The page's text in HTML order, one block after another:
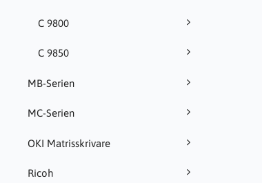
C 9800
C 9850
MB-Serien
MC-Serien
OKI Matrisskrivare
Ricoh